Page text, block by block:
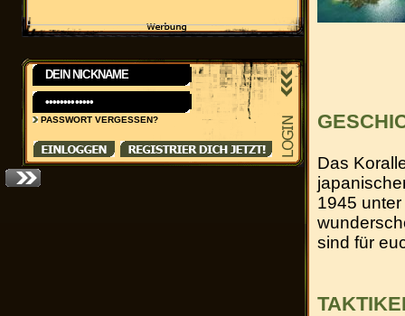
PASSWORT VERGESSEN?
Das
1945
sind für